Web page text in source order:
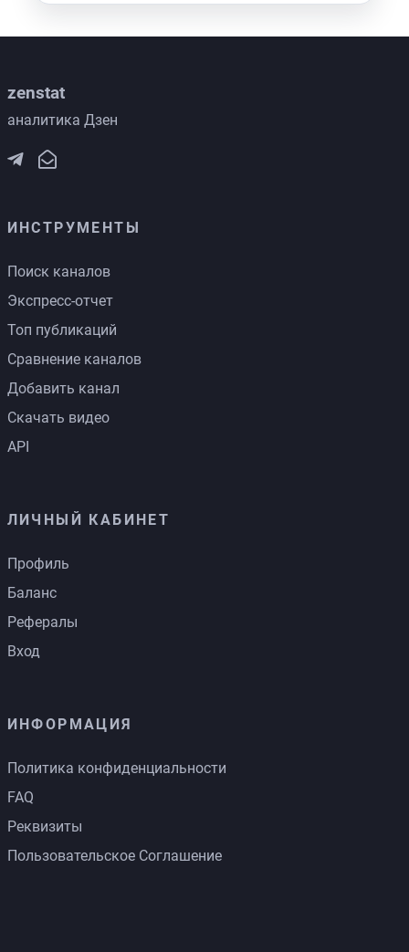
zenstat
аналитика Дзен
ИНСТРУМЕНТЫ
Поиск каналов
Экспресс-отчет
Топ публикаций
Сравнение каналов
Добавить канал
Скачать видео
API
ЛИЧНЫЙ КАБИНЕТ
Профиль
Баланс
Рефералы
Вход
ИНФОРМАЦИЯ
Политика конфиденциальности
FAQ
Реквизиты
Пользовательское Соглашение